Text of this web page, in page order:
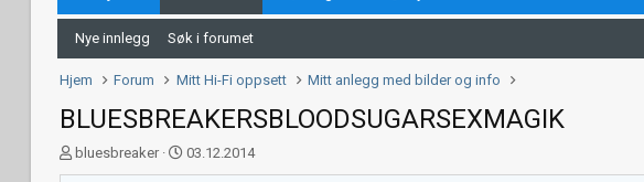
Nye innlegg Søk i forumet
Hjem Forum Mitt Hi-Fi oppsett Mitt anlegg med bilder og info
BLUESBREAKERSBLOODSUGARSEXMAGIK
T
r
bluesbreaker
S
t
03.12.2014